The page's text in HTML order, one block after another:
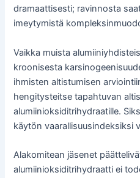
dramaattisesti; ravinnosta
imeytymistä
Vaikka muista
kroonisesta
ihmisten altistumisen
hengitysteitse tapahtuvan
alumiinioksiditrihydraatille.
käytön vaarallisuusindeksiksi
Alakomitean jäsenet
alumiinioksiditrihydraatti ei